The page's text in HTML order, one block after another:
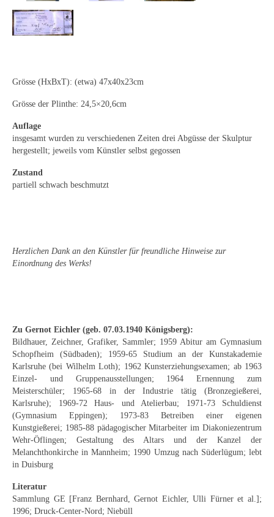
Themenflyer
Themenflyer: Trügerische Idyllen
Themenflyer: Sehnsucht Süden
Themenflyer: Walter Becker
Themenflyer: Richild Holt
Themenflyer: Michel Wagner
Richild Holt – Farbe und Linie
Walter Becker (1893-1984) Malerei und Grafik
Der Maler Richard Sprick (1901-1976)
Suche
Über Uns
Kontakt
Publikationsliste
Impressum
Grösse (HxBxT): (etwa) 47x40x23cm
Grösse der Plinthe: 24,5×20,6cm
Auflage
insgesamt wurden zu verschiedenen Zeiten drei Abgüsse der Skulptur
hergestellt; jeweils vom Künstler selbst gegossen
Zustand
partiell schwach beschmutzt
Herzlichen Dank an den Künstler für freundliche Hinweise zur
Einordnung des Werks!
Zu Gernot Eichler (geb. 07.03.1940 Königsberg):
Bildhauer, Zeichner, Grafiker, Sammler; 1959 Abitur am Gymnasium
Schopfheim (Südbaden); 1959-65 Studium an der Kunstakademie
Karlsruhe (bei Wilhelm Loth); 1962 Kunsterziehungsexamen; ab 1963
Einzel- und Gruppenausstellungen; 1964 Ernennung zum
Meisterschüler; 1965-68 in der Industrie tätig (Bronzegießerei,
Karlsruhe); 1969-72 Haus- und Atelierbau; 1971-73 Schuldienst
(Gymnasium Eppingen); 1973-83 Betreiben einer eigenen
Kunstgießerei; 1985-88 pädagogischer Mitarbeiter im Diakoniezentrum
Wehr-Öflingen; Gestaltung des Altars und der Kanzel der
Melanchthonkirche in Mannheim; 1990 Umzug nach Süderlügum; lebt
in Duisburg
Literatur
Sammlung GE [Franz Bernhard, Gernot Eichler, Ulli Fürner et al.];
1996; Druck-Center-Nord; Niebüll